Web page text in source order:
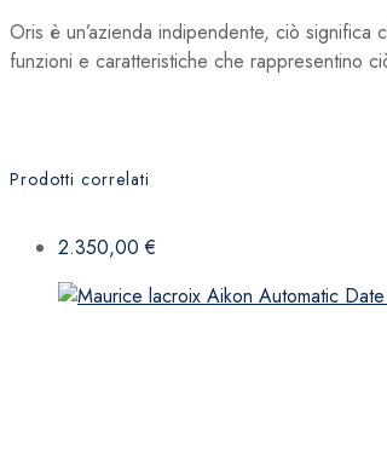
Oris è un’azienda indipendente, ciò
funzioni e caratteristiche che rappresentino
Prodotti correlati
2.350,00€